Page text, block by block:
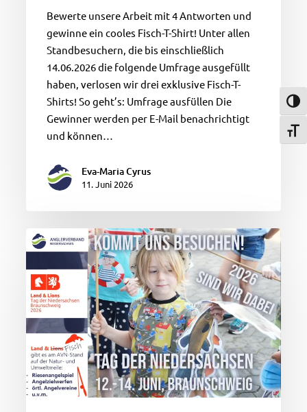
Bewerte unsere Arbeit mit 4 Antworten und
gewinne ein cooles Fisch-T-Shirt! Unter allen
Standbesuchern, die bis einschließlich
14.06.2026 die folgende Umfrage ausgefüllt
haben, verlosen wir drei exklusive Fisch-T-
Shirts! So geht’s: Umfrage ausfüllen Die
Gewinner werden per E-Mail benachrichtigt
und können…
Eva-Maria Cyrus
11. Juni 2026
Trefft
uns
beim
Tag
der
Niedersachsen,
–
14.
Juni